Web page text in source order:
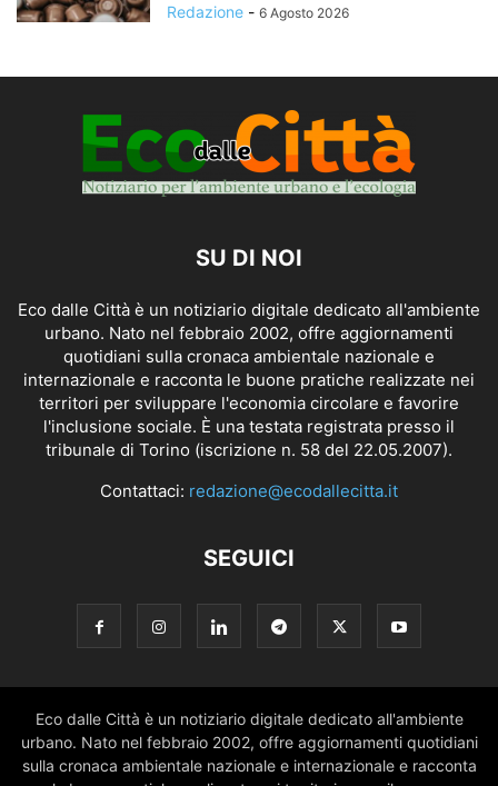
Redazione - 6 Agosto 2026
SU DI NOI
Eco dalle Città è un notiziario digitale dedicato all'ambiente
urbano. Nato nel febbraio 2002, offre aggiornamenti
quotidiani sulla cronaca ambientale nazionale e
internazionale e racconta le buone pratiche realizzate nei
territori per sviluppare l'economia circolare e favorire
l'inclusione sociale. È una testata registrata presso il
tribunale di Torino (iscrizione n. 58 del 22.05.2007).
Contattaci: redazione@ecodallecitta.it
SEGUICI
Eco dalle Città è un notiziario digitale dedicato all'ambiente
urbano. Nato nel febbraio 2002, offre aggiornamenti quotidiani
sulla cronaca ambientale nazionale e internazionale e racconta